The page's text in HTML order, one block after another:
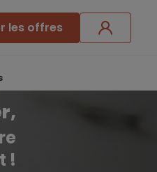
les offres
!